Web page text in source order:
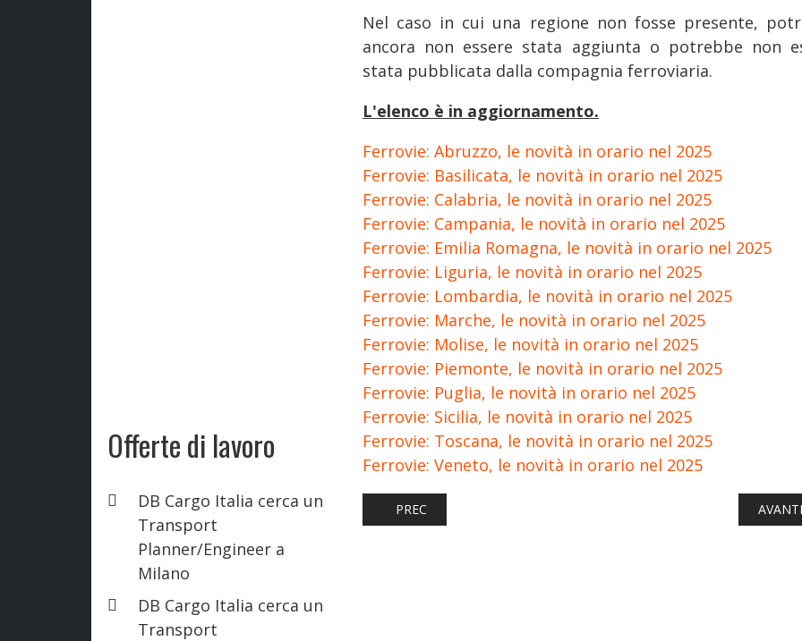
Offerte di lavoro
DB Cargo Italia cerca un
Transport
Planner/Engineer a
Milano
DB Cargo Italia cerca un
Transport
Nel caso in cui una regione non fosse presente,
ancora non essere stata aggiunta o potrebbe non
stata pubblicata dalla compagnia ferroviaria.
L'elenco è in aggiornamento.
Ferrovie: Abruzzo, le novità in orario nel 2025
Ferrovie: Basilicata, le novità in orario nel 2025
Ferrovie: Calabria, le novità in orario nel 2025
Ferrovie: Campania, le novità in orario nel 2025
Ferrovie: Emilia Romagna, le novità in orario nel 2025
Ferrovie: Liguria, le novità in orario nel 2025
Ferrovie: Lombardia, le novità in orario nel 2025
Ferrovie: Marche, le novità in orario nel 2025
Ferrovie: Molise, le novità in orario nel 2025
Ferrovie: Piemonte, le novità in orario nel 2025
Ferrovie: Puglia, le novità in orario nel 2025
Ferrovie: Sicilia, le novità in orario nel 2025
Ferrovie: Toscana, le novità in orario nel 2025
Ferrovie: Veneto, le novità in orario nel 2025
ARTICOLO PRECEDENTE: FERROVIE: LIGURIA, LE NOVITÀ IN ORARIO
PREC AVANTI